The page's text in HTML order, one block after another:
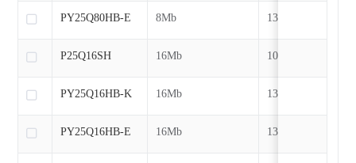
8Mb 133MHz
16Mb 104MHz
16Mb 133MHz
16Mb 133MHz
PY25Q80HB-E
P25Q16SH
PY25Q16HB-K
PY25Q16HB-E